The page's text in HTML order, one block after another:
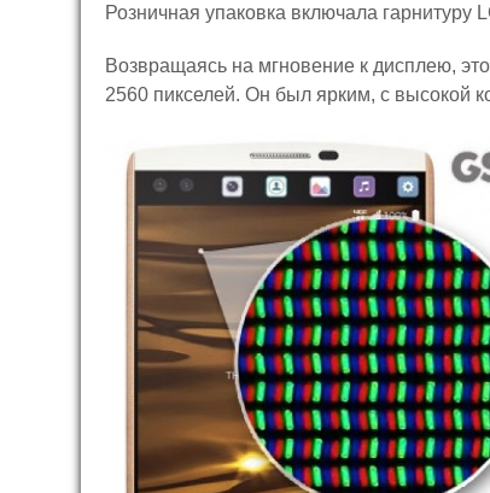
Розничная упаковка включала гарнитуру
Возвращаясь на мгновение к дисплею,
2560 пикселей. Он был ярким, с высокой